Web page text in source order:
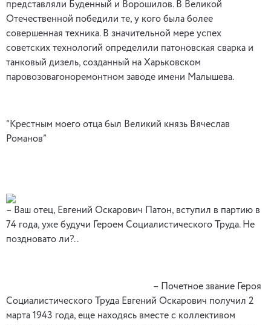
представляли Буденный и Ворошилов. В Великой
Отечественной победили те, у кого была более
совершенная техника. В значительной мере успех
советских технологий определили патоновская сварка и
танковый дизель, созданный на Харьковском
паровозовагоноремонтном заводе имени Малышева.
“Крестным моего отца был Великий князь Вячеслав
Романов”
– Ваш отец, Евгений Оскарович Патон, вступил в партию в
74 года, уже будучи Героем Социалистического Труда. Не
поздновато ли?..
– Почетное звание Героя
Социалистического Труда Евгений Оскарович получил 2
марта 1943 года, еще находясь вместе с коллективом